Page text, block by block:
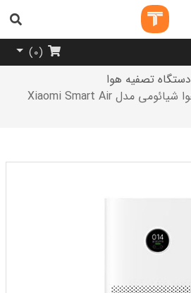
(
0
)
دستگاه تصفیه هوا
دستگاه تصفیه کننده هوا شیائومی مدل Xiaomi Smart Air